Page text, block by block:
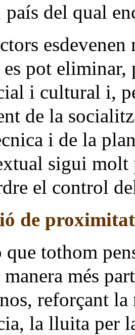
país del qual
pot
i cultural i,
de la
i de la
sigui molt
el control
de proximitat
que tothom
manera més
reforçant
la lluita per